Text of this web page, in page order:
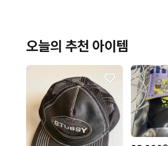
오늘의 추천 아이템